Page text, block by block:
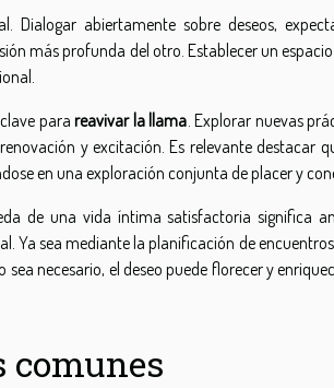
Dialogar abiertamente sobre deseos,
más profunda del otro. Establecer un
parareavivar la llama . Explorar nuevas
y excitación. Es relevante destacar
en una exploración conjunta de placer y
de una vida íntima satisfactoria significa
Ya sea mediante la planificación de
necesario, el deseo puede florecer y
comunes